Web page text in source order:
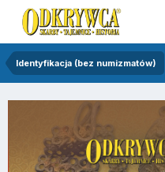
Identyfikacja (bez numizmatów)